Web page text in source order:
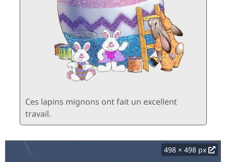
Ces lapins mignons ont fait un excellent
travail.
498 × 498 px